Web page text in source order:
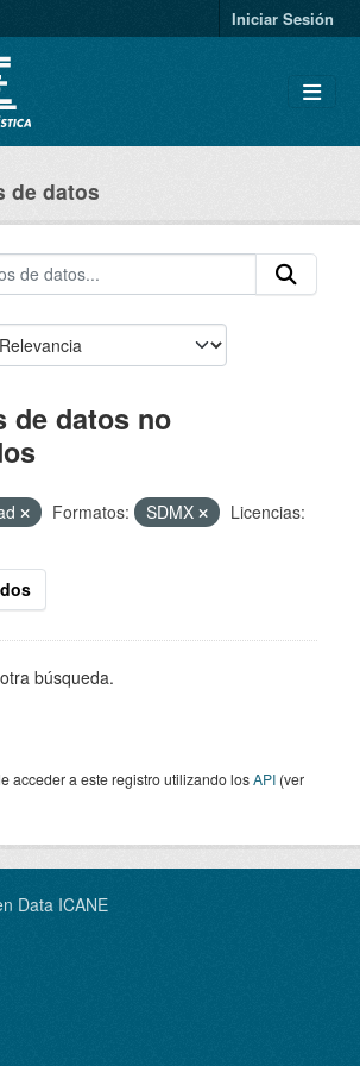
Iniciar Sesión
de datos
de datos no
Formatos: SDMX
Licencias:
búsqueda.
acceder a este registro utilizando losAPI (ver
Data ICANE